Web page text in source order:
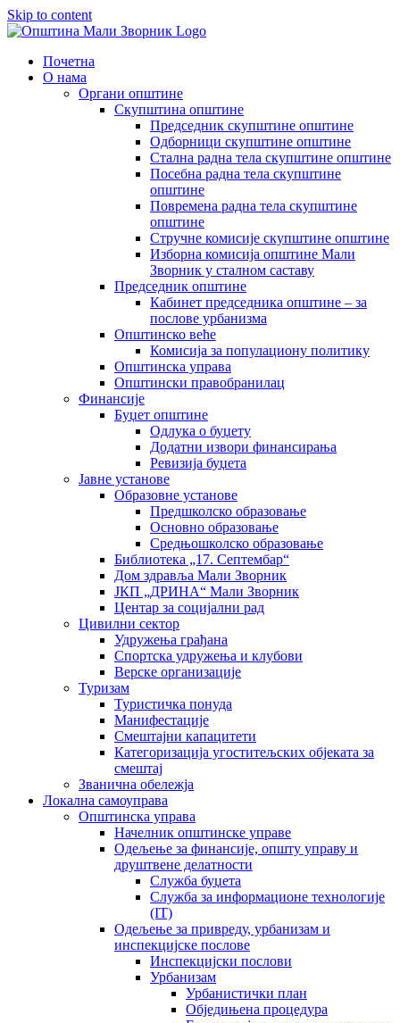
Skip to content
Почетна
О нама
Органи општине
Скупштина општине
Председник скупштине општине
Одборници скупштине општине
Стална радна тела скупштине општине
Посебна радна тела скупштине
општине
Повремена радна тела скупштине
општине
Стручне комисије скупштине општине
Изборна комисија општине Мали
Зворник у сталном саставу
Председник општине
Кабинет председника општине – за
послове урбанизма
Општинско веће
Комисија за популациону политику
Општинска управа
Општински правобранилац
Финансије
Буџет општине
Одлука о буџету
Додатни извори финансирања
Ревизија буџета
Јавне установе
Образовне установе
Предшколско образовање
Основно образовање
Средњошколско образовање
Библиотека „17. Септембар“
Дом здравља Мали Зворник
ЈКП „ДРИНА“ Мали Зворник
Центар за социјални рад
Цивилни сектор
Удружења грађана
Спортска удружења и клубови
Верске организације
Туризам
Туристичка понуда
Манифестације
Смештајни капацитети
Категоризација угоститељских објеката за
смештај
Званична обележја
Локална самоуправа
Општинска управа
Начелник општинске управе
Одељење за финансије, општу управу и
друштвене делатности
Служба буџета
Служба за информационе технологије
(IT)
Одељење за привреду, урбанизам и
инспекцијске послове
Инспекцијски послови
Урбанизам
Урбанистички план
Обједињена процедура